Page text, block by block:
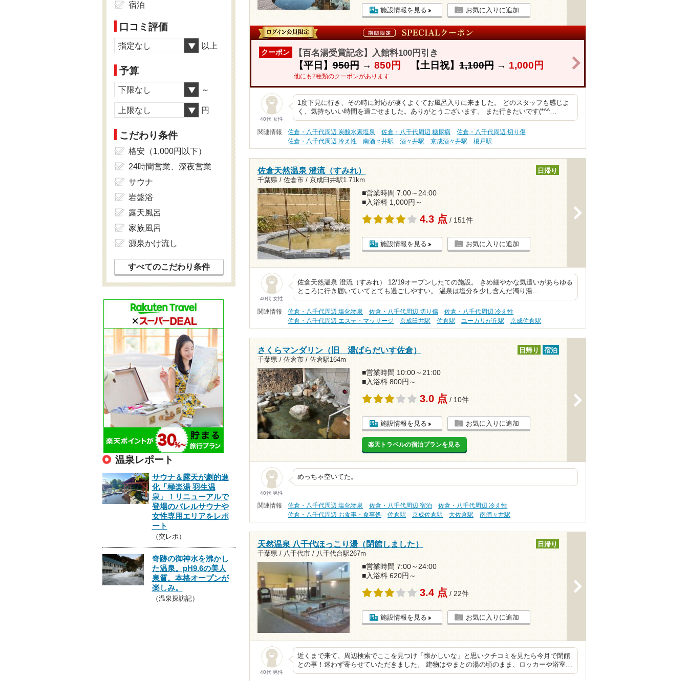
施設情報を見る お気に入りに追加
クーポン 【百名湯受賞記念】入館料100円引き
【平日】950円→ 850円 【土日祝】1,100円→ 1,000円
他にも2種類のクーポンがあります
40代 女性
1度下見に行き、その時に対応が凄くよくてお風呂入りに来ました。 どのスタッフも感じよ
く、気持ちいい時間を過ごせました。ありがとうございます。 また行きたいです(*^^…
関連情報 佐倉・八千代周辺 炭酸水素塩泉 佐倉・八千代周辺 糖尿病
佐倉・八千代周辺 切り傷
佐倉・八千代周辺 冷え性
南酒々井駅 酒々井駅 京成酒々井駅 榎戸駅
佐倉天然温泉 澄流（すみれ）
千葉県 / 佐倉市 / 京成臼井駅1.71km
日帰り
■営業時間 7:00～24:00
■入浴料 1,000円～
4.3 点 / 151件
施設情報を見る お気に入りに追加
40代 女性
佐倉天然温泉 澄流（すみれ） 12/19オープンしたての施設。 きめ細やかな気遣いがあらゆる
ところに行き届いていてとても過ごしやすい。 温泉は塩分を少し含んだ濁り湯…
関連情報 佐倉・八千代周辺 塩化物泉 佐倉・八千代周辺 切り傷
佐倉・八千代周辺 冷え性
佐倉・八千代周辺 エステ・マッサージ
京成臼井駅 佐倉駅 ユーカリが丘駅 京成佐倉駅
さくらマンダリン（旧 湯ぱらだいす佐倉）
千葉県 / 佐倉市 / 佐倉駅164m
日帰り 宿泊
■営業時間 10:00～21:00
■入浴料 800円～
3.0 点 / 10件
施設情報を見る お気に入りに追加
楽天トラベルの宿泊プランを見る
40代 男性
めっちゃ空いてた。
関連情報 佐倉・八千代周辺 塩化物泉 佐倉・八千代周辺 宿泊
佐倉・八千代周辺 冷え性
佐倉・八千代周辺 お食事・食事処
佐倉駅 京成佐倉駅 大佐倉駅 南酒々井駅
天然温泉 八千代ほっこり湯（閉館しました）
千葉県 / 八千代市 / 八千代台駅267m
日帰り
■営業時間 7:00～24:00
■入浴料 620円～
3.4 点 / 22件
施設情報を見る お気に入りに追加
40代 男性
近くまで来て、周辺検索でここを見つけ「懐かしいな」と思いクチコミを見たら今月で閉館
との事！迷わず寄らせていただきました。 建物はやまとの湯の頃のまま、ロッカーや浴室…
宿泊
口コミ評価
指定なし 以上
予算
下限なし ～
上限なし 円
こだわり条件
格安（1,000円以下）
24時間営業、深夜営業
サウナ
岩盤浴
露天風呂
家族風呂
源泉かけ流し
すべてのこだわり条件
温泉レポート
サウナ＆露天が劇的進
化「極楽湯 羽生温
泉」！リニューアルで
登場のバレルサウナや
女性専用エリアをレポ
ート
（突レポ）
奇跡の御神水を沸かし
た温泉。pH9.6の美人
泉質。本格オープンが
楽しみ。
（温泉探訪記）